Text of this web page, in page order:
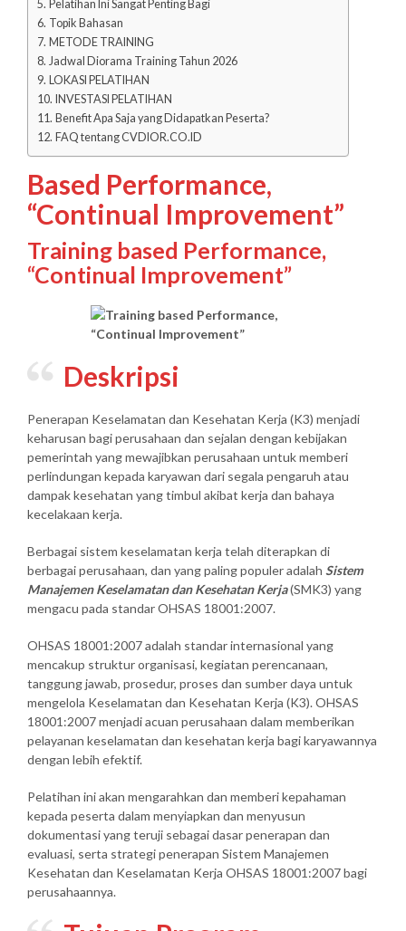
Pelatihan Ini Sangat Penting Bagi
Topik Bahasan
METODE TRAINING
Jadwal Diorama Training Tahun 2026
LOKASI PELATIHAN
INVESTASI PELATIHAN
Benefit Apa Saja yang Didapatkan Peserta?
FAQ tentang CVDIOR.CO.ID
Based Performance,
“Continual Improvement”
Training based Performance,
“Continual Improvement”
Deskripsi
Penerapan Keselamatan dan Kesehatan Kerja (K3) menjadi
keharusan bagi perusahaan dan sejalan dengan kebijakan
pemerintah yang mewajibkan perusahaan untuk memberi
perlindungan kepada karyawan dari segala pengaruh atau
dampak kesehatan yang timbul akibat kerja dan bahaya
kecelakaan kerja.
Berbagai sistem keselamatan kerja telah diterapkan di
berbagai perusahaan, dan yang paling populer adalah Sistem
Manajemen Keselamatan dan Kesehatan Kerja(SMK3) yang
mengacu pada standar OHSAS 18001:2007.
OHSAS 18001:2007 adalah standar internasional yang
mencakup struktur organisasi, kegiatan perencanaan,
tanggung jawab, prosedur, proses dan sumber daya untuk
mengelola Keselamatan dan Kesehatan Kerja (K3). OHSAS
18001:2007 menjadi acuan perusahaan dalam memberikan
pelayanan keselamatan dan kesehatan kerja bagi karyawannya
dengan lebih efektif.
Pelatihan ini akan mengarahkan dan memberi kepahaman
kepada peserta dalam menyiapkan dan menyusun
dokumentasi yang teruji sebagai dasar penerapan dan
evaluasi, serta strategi penerapan Sistem Manajemen
Kesehatan dan Keselamatan Kerja OHSAS 18001:2007 bagi
perusahaannya.